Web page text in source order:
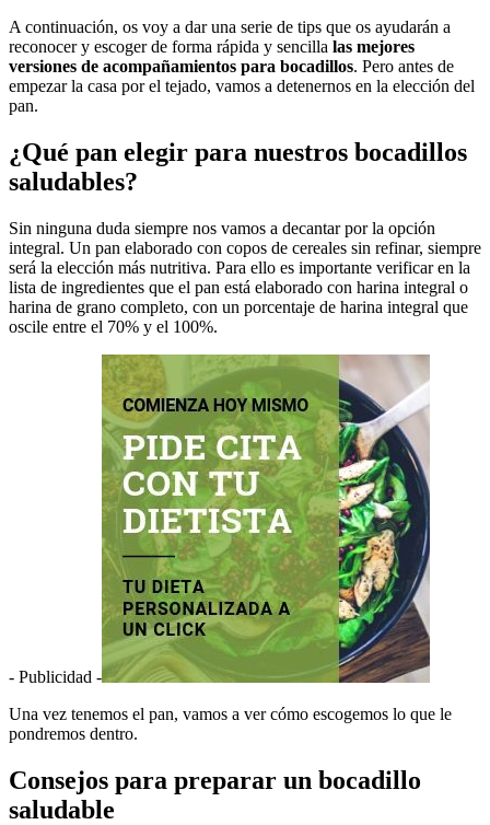
A continuación, os voy a dar una serie de tips que os ayudarán a
reconocer y escoger de forma rápida y sencilla las mejores
versiones de acompañamientos para bocadillos. Pero antes de
empezar la casa por el tejado, vamos a detenernos en la elección del
pan.
¿Qué pan elegir para nuestros bocadillos
saludables?
Sin ninguna duda siempre nos vamos a decantar por la opción
integral. Un pan elaborado con copos de cereales sin refinar, siempre
será la elección más nutritiva. Para ello es importante verificar en la
lista de ingredientes que el pan está elaborado con harina integral o
harina de grano completo, con un porcentaje de harina integral que
oscile entre el 70% y el 100%.
- Publicidad -
Una vez tenemos el pan, vamos a ver cómo escogemos lo que le
pondremos dentro.
Consejos para preparar un bocadillo
saludable